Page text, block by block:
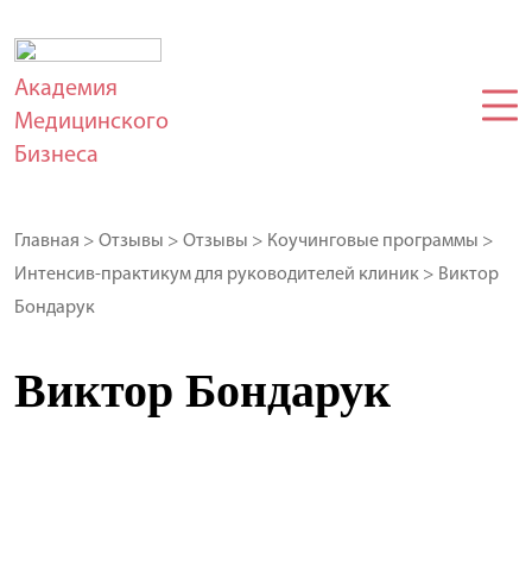
Академия
Медицинского
Бизнеса
Главная > Отзывы > Отзывы > Коучинговые программы >
Интенсив-практикум для руководителей клиник > Виктор
Бондарук
Виктор Бондарук